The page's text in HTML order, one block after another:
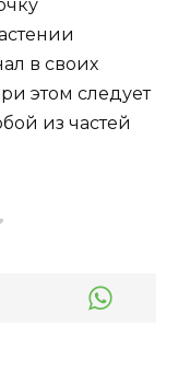
в своих
этом следует
из частей